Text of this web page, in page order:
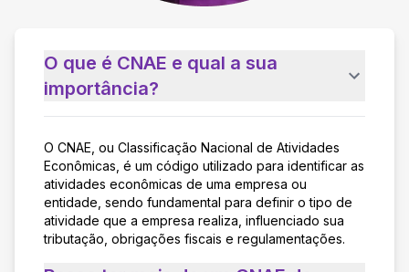
O que é CNAE e qual a sua
importância?
O CNAE, ou Classificação Nacional de Atividades
Econômicas, é um código utilizado para identificar as
atividades econômicas de uma empresa ou
entidade, sendo fundamental para definir o tipo de
atividade que a empresa realiza, influenciado sua
tributação, obrigações fiscais e regulamentações.